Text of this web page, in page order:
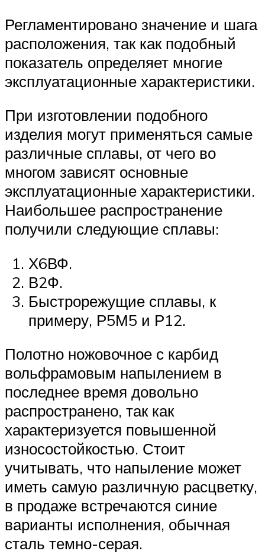
Регламентировано значение и шага
расположения, так как подобный
показатель определяет многие
эксплуатационные характеристики.
При изготовлении подобного
изделия могут применяться самые
различные сплавы, от чего во
многом зависят основные
эксплуатационные характеристики.
Наибольшее распространение
получили следующие сплавы:
Х6ВФ.
В2Ф.
Быстрорежущие сплавы, к
примеру, Р5М5 и Р12.
Полотно ножовочное с карбид
вольфрамовым напылением в
последнее время довольно
распространено, так как
характеризуется повышенной
износостойкостью. Стоит
учитывать, что напыление может
иметь самую различную расцветку,
в продаже встречаются синие
варианты исполнения, обычная
сталь темно-серая.